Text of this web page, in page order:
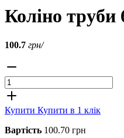
Коліно
100.7 грн/
Купити Купити в 1 клік
Вартість 100.70 грн